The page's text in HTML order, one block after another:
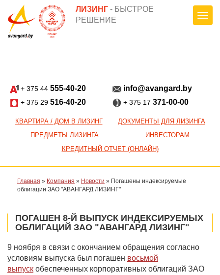
ЛИЗИНГ - БЫСТРОЕ
РЕШЕНИЕ
+ 375 44 555-40-20
+ 375 29 516-40-20
info@avangard.by
+ 375 17 371-00-00
КВАРТИРА / ДОМ В ЛИЗИНГ
ДОКУМЕНТЫ ДЛЯ ЛИЗИНГА
ПРЕДМЕТЫ ЛИЗИНГА
ИНВЕСТОРАМ
КРЕДИТНЫЙ ОТЧЕТ (ОНЛАЙН)
Главная » Компания » Новости » Погашены индексируемые
облигации ЗАО "АВАНГАРД ЛИЗИНГ"
ПОГАШЕН 8-Й ВЫПУСК ИНДЕКСИРУЕМЫХ
ОБЛИГАЦИЙ ЗАО "АВАНГАРД ЛИЗИНГ"
9 ноября в связи с окончанием обращения согласно
условиям выпуска был погашен восьмой
выпуск обеспеченных корпоративных облигаций ЗАО